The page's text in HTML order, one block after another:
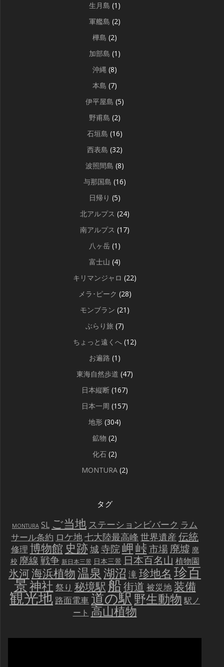
生月島 (1)
軍艦島 (2)
樺島 (2)
加部島 (1)
沖縄 (8)
本島 (7)
伊平屋島 (5)
野甫島 (2)
石垣島 (16)
西表島 (32)
波照間島 (8)
与那国島 (16)
日帰り (5)
北アルプス (24)
南アルプス (17)
八ヶ岳 (1)
富士山 (4)
キリマンジャロ (22)
メラ･ピーク (28)
モンブラン (21)
ぶらり旅 (7)
ちょっと遠くへ (12)
お遍路 (1)
東海自然歩道 (47)
日本縦断 (167)
日本一周 (157)
地形 (304)
鉱物 (2)
化石 (2)
MONTURA (2)
タグ
MONTURA SL ご当地 ステーションビバーク ラム
サール条約 ロケ地七大陸最高峰 世界遺産 伝統
修理 博物館 史跡城寺院岬峠市場 廃墟 廃
校 廃線戦争 新日本三景 日本三景 日本百名山 植物園
氷河海浜植物温泉湖沼 滝珍地名 珍百
景神社 祭り 秘境駅船街道 被災地 装備
観光地 路面電車道の駅野生動物 駅ノ
ート 高山植物